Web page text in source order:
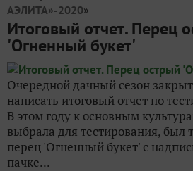
АЭЛИТА»-2020»
Итоговый отчет. Перец
'Огненный букет'
Очередной дачный сезон
написать итоговый отчет по
В этом году к основным
выбрала для тестирования, был
перец 'Огненный букет' с
пачке...